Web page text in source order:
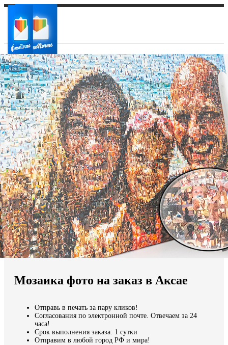
Ваш город:
Ваш регион доставки
Выберите из списка:
Мы доставляем по всему миру
Продолжить без города
Мозаика фото на заказ в Аксае
Отправь в печать за пару кликов!
Согласования по электронной почте. Отвечаем за 24
часа!
Срок выполнения заказа: 1 сутки
Отправим в любой город РФ и мира!